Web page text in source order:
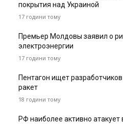
покрытия над Украиной
17 години тому
Премьер Молдовы заявил о
электроэнергии
17 години тому
Пентагон ищет
ракет
18 години тому
РФ наиболее активно